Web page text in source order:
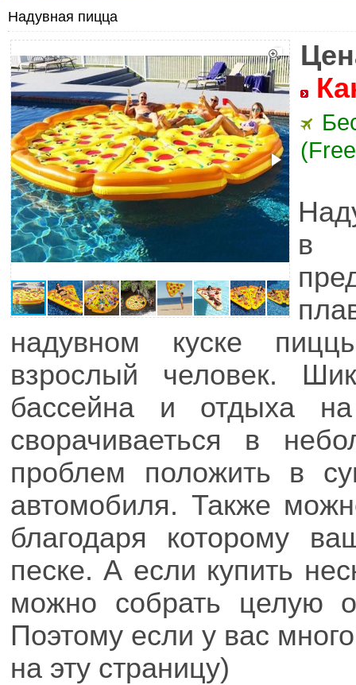
Надувная пицца
в
надувном куске
взрослый человек.
бассейна и отдыха
сворачиваеться в
проблем положить в
автомобиля. Также
благодаря которому
песке. А если купить
можно собрать целую
Поэтому если у вас
на эту страницу)